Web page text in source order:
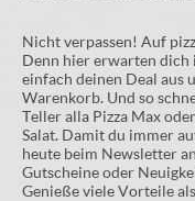
Nicht verpassen! Auf
Denn hier erwarten dich
einfach deinen Deal aus
Warenkorb. Und so
Teller alla Pizza Max
Salat. Damit du immer
heute beim Newsletter
Gutscheine oder
Genieße viele Vorteile